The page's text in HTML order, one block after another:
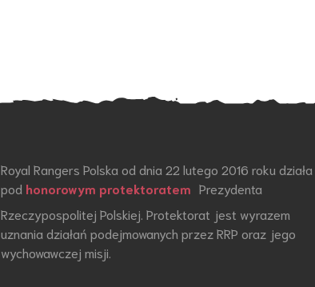
Royal Rangers Polska od dnia 22 lutego 2016 roku działa
pod honorowym protektoratem Prezydenta
Rzeczypospolitej Polskiej. Protektorat jest wyrazem
uznania działań podejmowanych przez RRP oraz jego
wychowawczej misji.